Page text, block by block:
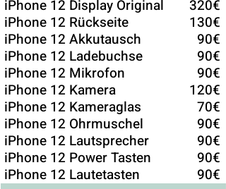
iPhone 12 Display Original
iPhone 12 Rückseite
iPhone 12 Akkutausch
iPhone 12 Ladebuchse
iPhone 12 Mikrofon
iPhone 12 Kamera
iPhone 12 Kameraglas
iPhone 12 Ohrmuschel
iPhone 12 Lautsprecher
iPhone 12 Power Tasten
iPhone 12 Lautetasten
320€
130€
90€
90€
90€
120€
70€
90€
90€
90€
90€